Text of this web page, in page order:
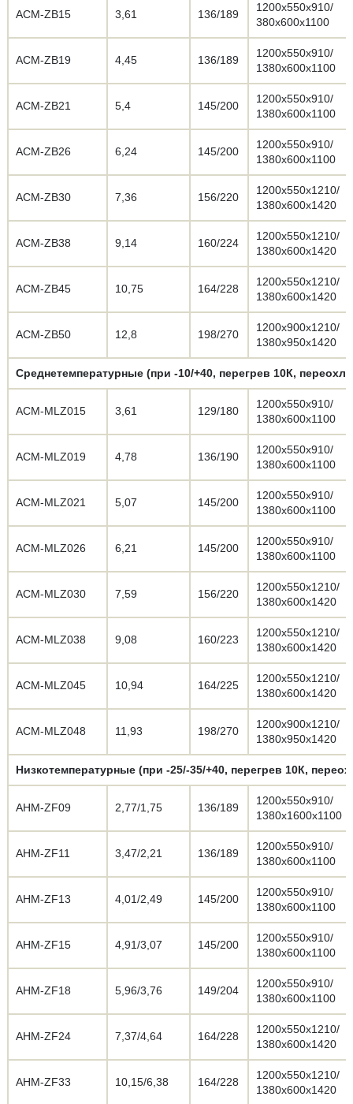
АСМ-ZB15 3,61 136/189
1200х550х910/
380х600х1100
АСМ-ZB19 4,45 136/189
1200х550х910/
1380х600х1100
АСМ-ZB21 5,4 145/200
1200х550х910/
1380х600х1100
АСМ-ZB26 6,24 145/200
1200х550х910/
1380х600х1100
АСМ-ZB30 7,36 156/220
1200х550х1210/
1380х600х1420
АСМ-ZB38 9,14 160/224
1200х550х1210/
1380х600х1420
АСМ-ZB45 10,75 164/228
1200х550х1210/
1380х600х1420
АСМ-ZB50 12,8 198/270
1200х900х1210/
1380х950х1420
Среднетемпературные (при -10/+40, перегрев 10К,
АСМ-MLZ015 3,61 129/180
1200х550х910/
1380х600х1100
АСМ-MLZ019 4,78 136/190
1200х550х910/
1380х600х1100
АСМ-MLZ021 5,07 145/200
1200х550х910/
1380х600х1100
АСМ-MLZ026 6,21 145/200
1200х550х910/
1380х600х1100
АСМ-MLZ030 7,59 156/220
1200х550х1210/
1380х600х1420
АСМ-MLZ038 9,08 160/223
1200х550х1210/
1380х600х1420
АСМ-MLZ045 10,94 164/225
1200х550х1210/
1380х600х1420
АСМ-MLZ048 11,93 198/270
1200х900х1210/
1380х950х1420
Низкотемпературные (при -25/-35/+40, перегрев 10К,
АНМ-ZF09 2,77/1,75 136/189
1200х550х910/
1380х1600х1100
АНМ-ZF11 3,47/2,21 136/189
1200х550х910/
1380х600х1100
АНМ-ZF13 4,01/2,49 145/200
1200х550х910/
1380х600х1100
АНМ-ZF15 4,91/3,07 145/200
1200х550х910/
1380х600х1100
АНМ-ZF18 5,96/3,76 149/204
1200х550х910/
1380х600х1100
АНМ-ZF24 7,37/4,64 164/228
1200х550х1210/
1380х600х1420
АНМ-ZF33 10,15/6,38 164/228
1200х550х1210/
1380х600х1420